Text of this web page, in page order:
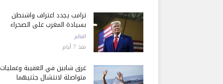
ترامب يجدد اعتراف واشنطن
بسيادة المغرب على الصحراء
العالم
منذ 7 أيام
غرق شابين في العقيبة وعمليات
متواصلة لانتشال جثتيهما